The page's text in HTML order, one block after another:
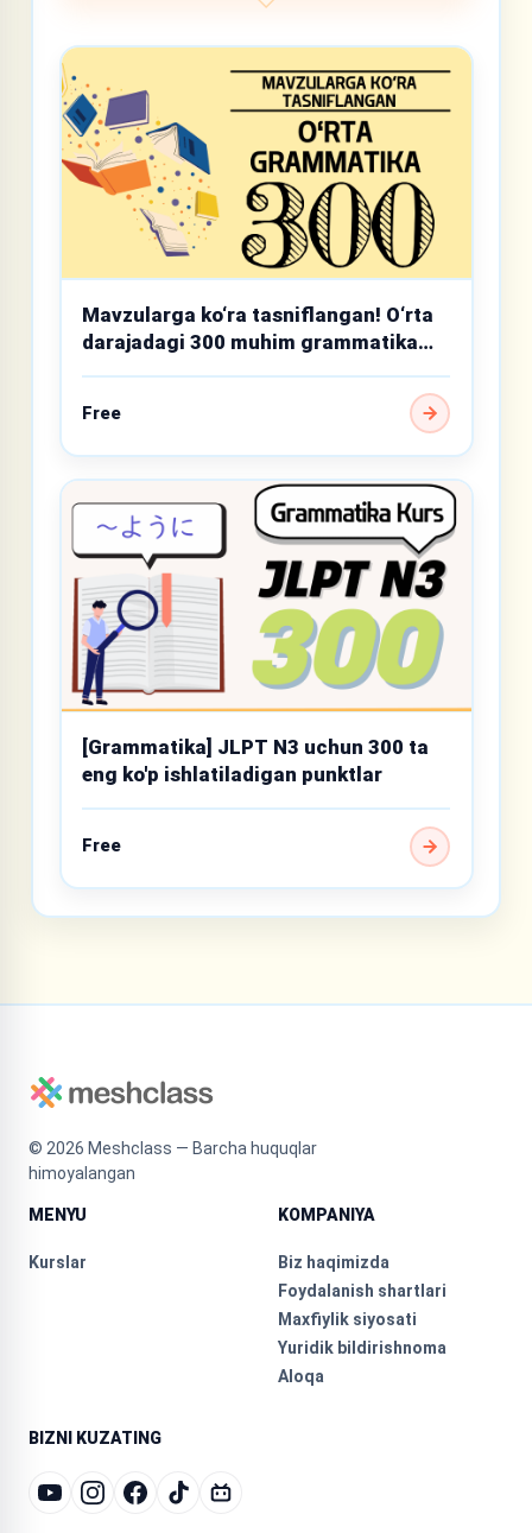
Mavzularga ko‘ra tasniflangan! O‘rta
darajadagi 300 muhim grammatika
Free
[Grammatika] JLPT N3 uchun 300 ta
eng ko'p ishlatiladigan punktlar
Free
© 2026 Meshclass — Barcha huquqlar
himoyalangan
MENYU
Kurslar
KOMPANIYA
Biz haqimizda
Foydalanish shartlari
Maxfiylik siyosati
Yuridik bildirishnoma
Aloqa
BIZNI KUZATING